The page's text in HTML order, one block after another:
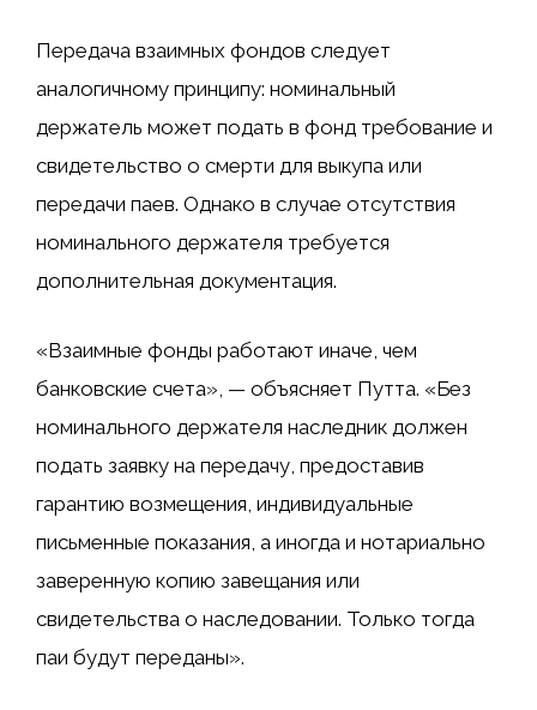
Передача взаимных фондов следует
аналогичному принципу: номинальный
держатель может подать в фонд требование и
свидетельство о смерти для выкупа или
передачи паев. Однако в случае отсутствия
номинального держателя требуется
дополнительная документация.
«Взаимные фонды работают иначе, чем
банковские счета», — объясняет Путта. «Без
номинального держателя наследник должен
подать заявку на передачу, предоставив
гарантию возмещения, индивидуальные
письменные показания, а иногда и нотариально
заверенную копию завещания или
свидетельства о наследовании. Только тогда
паи будут переданы».